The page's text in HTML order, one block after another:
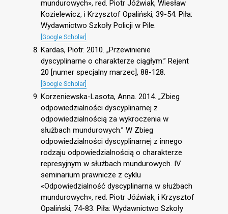
mundurowych», red. Piotr Jóźwiak, Wiesław
Kozielewicz, i Krzysztof Opaliński, 39-54. Piła:
Wydawnictwo Szkoły Policji w Pile.
[Google Scholar]
Kardas, Piotr. 2010. „Przewinienie
dyscyplinarne o charakterze ciągłym.” Rejent
20 [numer specjalny marzec], 88-128.
[Google Scholar]
Korzeniewska-Lasota, Anna. 2014. „Zbieg
odpowiedzialności dyscyplinarnej z
odpowiedzialnością za wykroczenia w
służbach mundurowych.” W Zbieg
odpowiedzialności dyscyplinarnej z innego
rodzaju odpowiedzialnością o charakterze
represyjnym w służbach mundurowych. IV
seminarium prawnicze z cyklu
«Odpowiedzialność dyscyplinarna w służbach
mundurowych», red. Piotr Jóźwiak, i Krzysztof
Opaliński, 74-83. Piła: Wydawnictwo Szkoły